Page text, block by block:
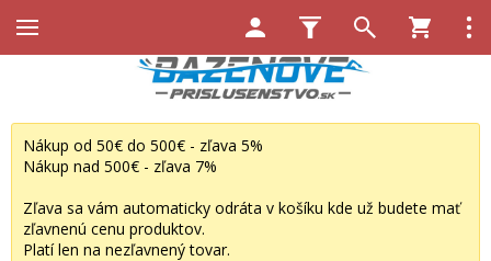
Nákup od 50€ do 500€ - zľava 5%
Nákup nad 500€ - zľava 7%
Zľava sa vám automaticky odráta v košíku kde už budete mať
zľavnenú cenu produktov.
Platí len na nezľavnený tovar.